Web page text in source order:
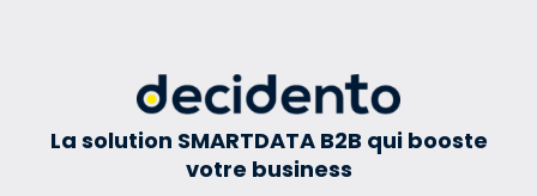
La solution SMARTDATA B2B qui booste
votre business